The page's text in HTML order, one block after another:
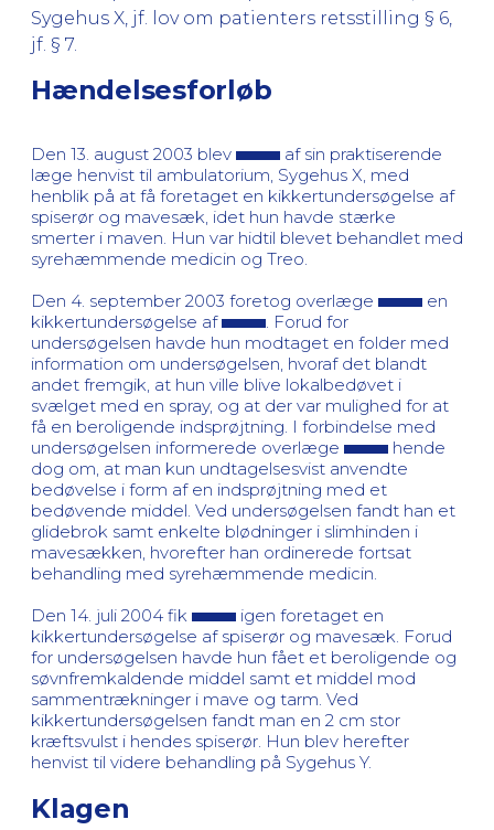
Sygehus X, jf. lov om patienters retsstilling § 6,
jf. § 7.
Hændelsesforløb
Den 13. august 2003 blev
af sin praktiserende
læge henvist til ambulatorium, Sygehus X, med
henblik på at få foretaget en kikkertundersøgelse af
spiserør og mavesæk, idet hun havde stærke
smerter i maven. Hun var hidtil blevet behandlet med
syrehæmmende medicin og Treo.
Den 4. september 2003 foretog overlæge
en
kikkertundersøgelse af
. Forud for
undersøgelsen havde hun modtaget en folder med
information om undersøgelsen, hvoraf det blandt
andet fremgik, at hun ville blive lokalbedøvet i
svælget med en spray, og at der var mulighed for at
få en beroligende indsprøjtning. I forbindelse med
undersøgelsen informerede overlæge
hende
dog om, at man kun undtagelsesvist anvendte
bedøvelse i form af en indsprøjtning med et
bedøvende middel. Ved undersøgelsen fandt han et
glidebrok samt enkelte blødninger i slimhinden i
mavesækken, hvorefter han ordinerede fortsat
behandling med syrehæmmende medicin.
Den 14. juli 2004 fik
igen foretaget en
kikkertundersøgelse af spiserør og mavesæk. Forud
for undersøgelsen havde hun fået et beroligende og
søvnfremkaldende middel samt et middel mod
sammentrækninger i mave og tarm. Ved
kikkertundersøgelsen fandt man en 2 cm stor
kræftsvulst i hendes spiserør. Hun blev herefter
henvist til videre behandling på Sygehus Y.
Klagen